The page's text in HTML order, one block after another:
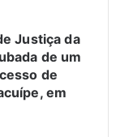
Justiça da
de um
de
em